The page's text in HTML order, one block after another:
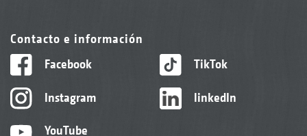
Contacto e información
Facebook
Instagram
YouTube
TikTok
linkedIn